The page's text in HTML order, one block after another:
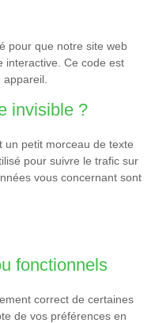
pour que notre site web
interactive. Ce code est
invisible ?
un petit morceau de texte
pour suivre le trafic sur
vous concernant sont
fonctionnels
correct de certaines
de vos préférences en